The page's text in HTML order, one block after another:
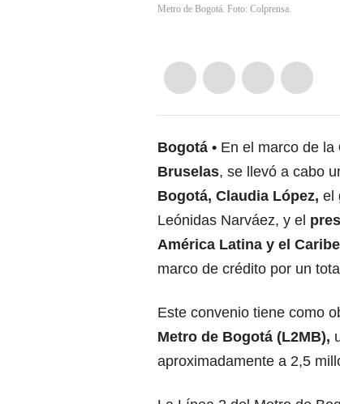
Metro de Bogotá. Foto: Colprensa.
Bogotá En el marco de la
Bruselas, se llevó a cabo
Bogotá, Claudia López, el
Leónidas Narváez, y el
América Latina y el
marco de crédito por un
Este convenio tiene como
Metro de Bogotá (L2MB),
aproximadamente a 2,5